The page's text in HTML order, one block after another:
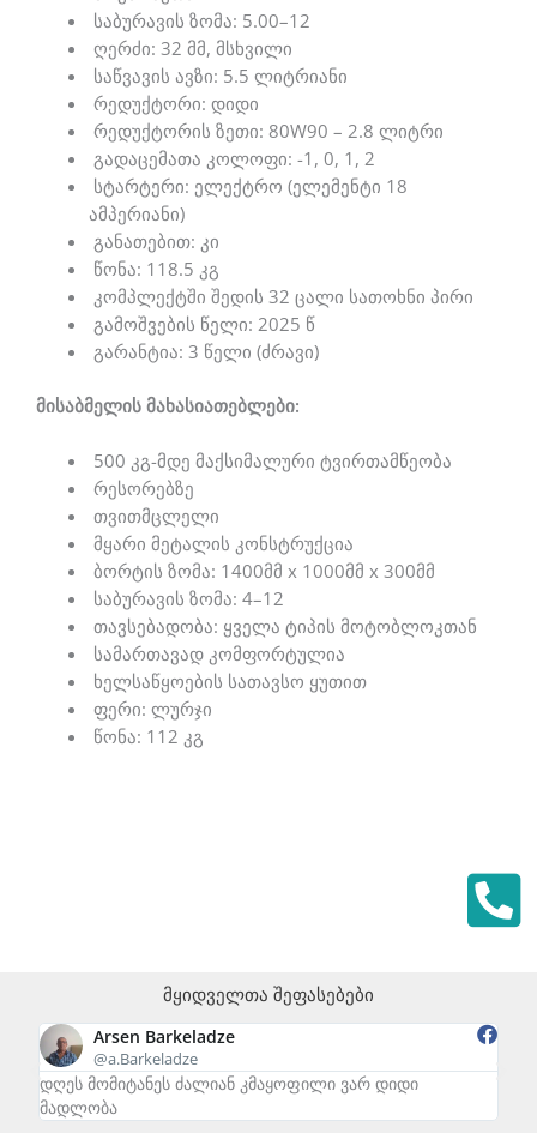
საბურავის ზომა: 5.00–12
ღერძი: 32 მმ, მსხვილი
საწვავის ავზი: 5.5 ლიტრიანი
რედუქტორი: დიდი
რედუქტორის ზეთი: 80W90 – 2.8 ლიტრი
გადაცემათა კოლოფი: -1, 0, 1, 2
სტარტერი: ელექტრო (ელემენტი 18
ამპერიანი)
განათებით: კი
წონა: 118.5 კგ
კომპლექტში შედის 32 ცალი სათოხნი პირი
გამოშვების წელი: 2025 წ
გარანტია: 3 წელი (ძრავი)
მისაბმელის მახასიათებლები:
500 კგ-მდე მაქსიმალური ტვირთამწეობა
რესორებზე
თვითმცლელი
მყარი მეტალის კონსტრუქცია
ბორტის ზომა: 1400მმ x 1000მმ x 300მმ
საბურავის ზომა: 4–12
თავსებადობა: ყველა ტიპის მოტობლოკთან
სამართავად კომფორტულია
ხელსაწყოების სათავსო ყუთით
ფერი: ლურჯი
წონა: 112 კგ
მყიდველთა შეფასებები
Arsen Barkeladze
@a.Barkeladze
დღეს მომიტანეს ძალიან კმაყოფილი ვარ დიდი
მადლობა